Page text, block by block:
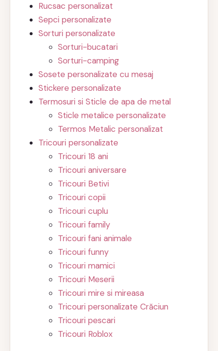
Rucsac personalizat
Sepci personalizate
Sorturi personalizate
Sorturi-bucatari
Sorturi-camping
Sosete personalizate cu mesaj
Stickere personalizate
Termosuri si Sticle de apa de metal
Sticle metalice personalizate
Termos Metalic personalizat
Tricouri personalizate
Tricouri 18 ani
Tricouri aniversare
Tricouri Betivi
Tricouri copii
Tricouri cuplu
Tricouri family
Tricouri fani animale
Tricouri funny
Tricouri mamici
Tricouri Meserii
Tricouri mire si mireasa
Tricouri personalizate Crăciun
Tricouri pescari
Tricouri Roblox